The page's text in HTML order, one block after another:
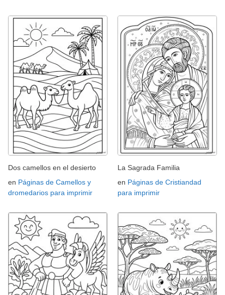
Dos camellos en el desierto
en Páginas de Camellos y
dromedarios para imprimir
La Sagrada Familia
en Páginas de Cristiandad
para imprimir